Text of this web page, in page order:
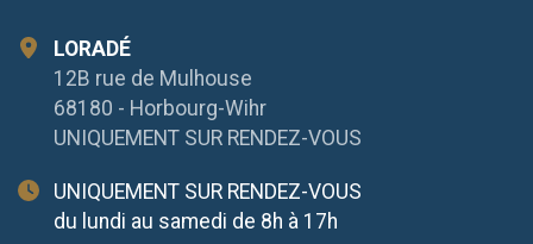
LORADÉ
12B rue de Mulhouse
68180 - Horbourg-Wihr
UNIQUEMENT SUR RENDEZ-VOUS
UNIQUEMENT SUR RENDEZ-VOUS
du lundi au samedi de 8h à 17h